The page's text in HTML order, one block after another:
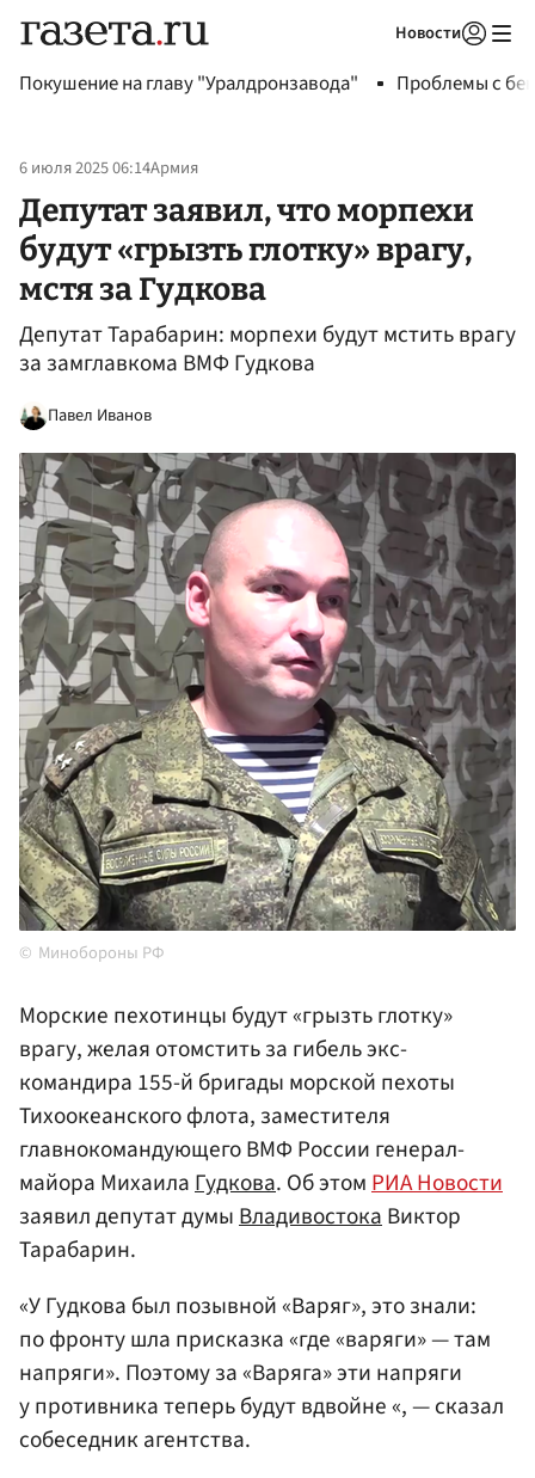
Новости
Покушение на главу "Уралдронзавода" Проблемы с
6 июля 2025 06:14Армия
Депутат заявил, что морпехи
будут «грызть глотку» врагу,
мстя за Гудкова
Депутат Тарабарин: морпехи будут мстить врагу
за замглавкома ВМФ Гудкова
Павел Иванов
Минобороны РФ
Морские пехотинцы будут «грызть глотку»
врагу, желая отомстить за гибель экс-
командира 155-й бригады морской пехоты
Тихоокеанского флота, заместителя
главнокомандующего ВМФ России генерал-
майора МихаилаГудкова. Об этомРИА Новости
заявил депутат думыВладивостокаВиктор
Тарабарин.
«У Гудкова был позывной «Варяг», это знали:
по фронту шла присказка «где «варяги» — там
напряги». Поэтому за «Варяга» эти напряги
у противника теперь будут вдвойне «, — сказал
собеседник агентства.